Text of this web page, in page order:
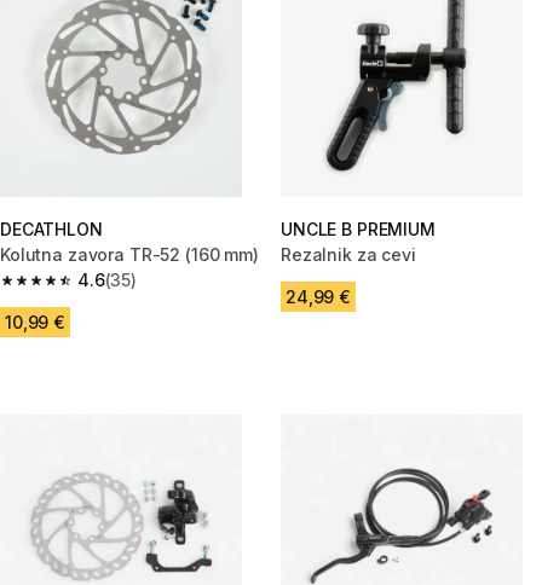
DECATHLON
Kolutna zavora TR-52 (160 mm)
4.6
4.6 od 5 zvezdic from 35 ocene
(35)
10,99 €
UNCLE B PREMIUM
Rezalnik za cevi
24,99 €